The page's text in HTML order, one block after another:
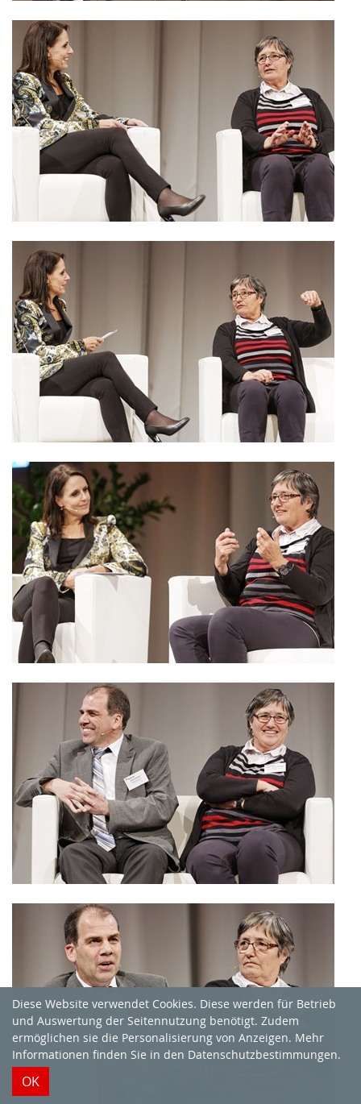
Diese Website verwendet Cookies. Diese werden für Betrieb
und Auswertung der Seitennutzung benötigt. Zudem
ermöglichen sie die Personalisierung von Anzeigen. Mehr
Informationen finden Sie in den Datenschutzbestimmungen.
OK